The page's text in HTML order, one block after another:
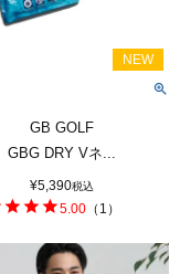
GB GOLF
GBG DRY Vネ...
¥5,390税込
5.00 （ 1 ）